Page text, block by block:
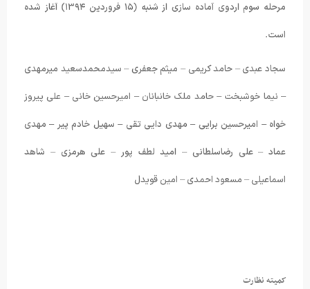
مرحله سوم اردوی آماده سازی از شنبه (١۵ فروردین ۱۳۹۴) آغاز شده
است.
سجاد عبدی – حامد کریمی – میثم جعفری – سیدمحمدسعید میرمهدی
– نیما خوشبخت–حامد ملک خانبانان – امیرحسین خانی – علی پیروز
خواه – امیرحسین برایی–مهدی دایی تقی – سهیل خادم پیر–مهدی
عماد – علی رضاسلطانی – امید لطف پور – علی هرمزی – شاهد
اسماعیلی–مسعود احمدی – امین قویدل
کمیته نظارت